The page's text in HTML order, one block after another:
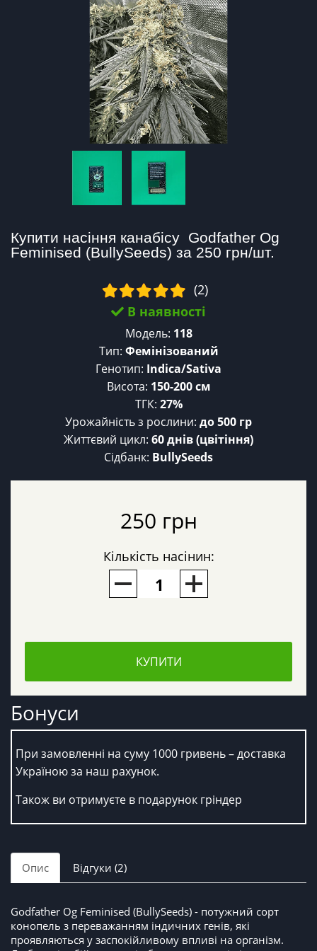
Купити насіння канабісу  Godfather Og
Feminised (BullySeeds) за 250 грн/шт.
(2)
В наявності
Модель: 118
Тип: Фемінізований
Генотип: Indica/Sativa
Висота: 150-200 см
ТГК: 27%
Урожайність з рослини: до 500 гр
Життєвий цикл: 60 днів (цвітіння)
Сідбанк: BullySeeds
250 грн
Кількість насінин:
КУПИТИ
Бонуси
При замовленні на суму 1000 гривень – доставка
Україною за наш рахунок.
Також ви отримуєте в подарунок гріндер
Опис Відгуки (2)
Godfather Og Feminised (BullySeeds) - потужний сорт
конопель з переважанням індичних генів, які
проявляються у заспокійливому впливі на організм.